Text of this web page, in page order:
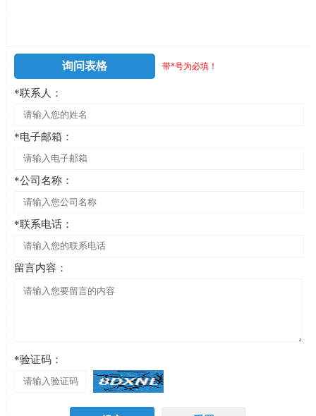
询问表格 带*号为必填！
*联系人：
*电子邮箱：
*公司名称：
*联系电话：
留言内容：
*验证码：